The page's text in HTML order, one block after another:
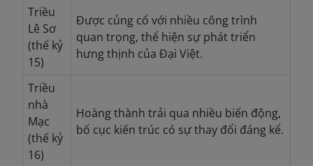
Triều
Lê Sơ
(thế kỷ
15)
Được củng cố với nhiều công trình
quan trọng, thể hiện sự phát triển
hưng thịnh của Đại Việt.
Triều
nhà
Mạc
(thế kỷ
16)
Hoàng thành trải qua nhiều biến động,
bố cục kiến trúc có sự thay đổi đáng kể.